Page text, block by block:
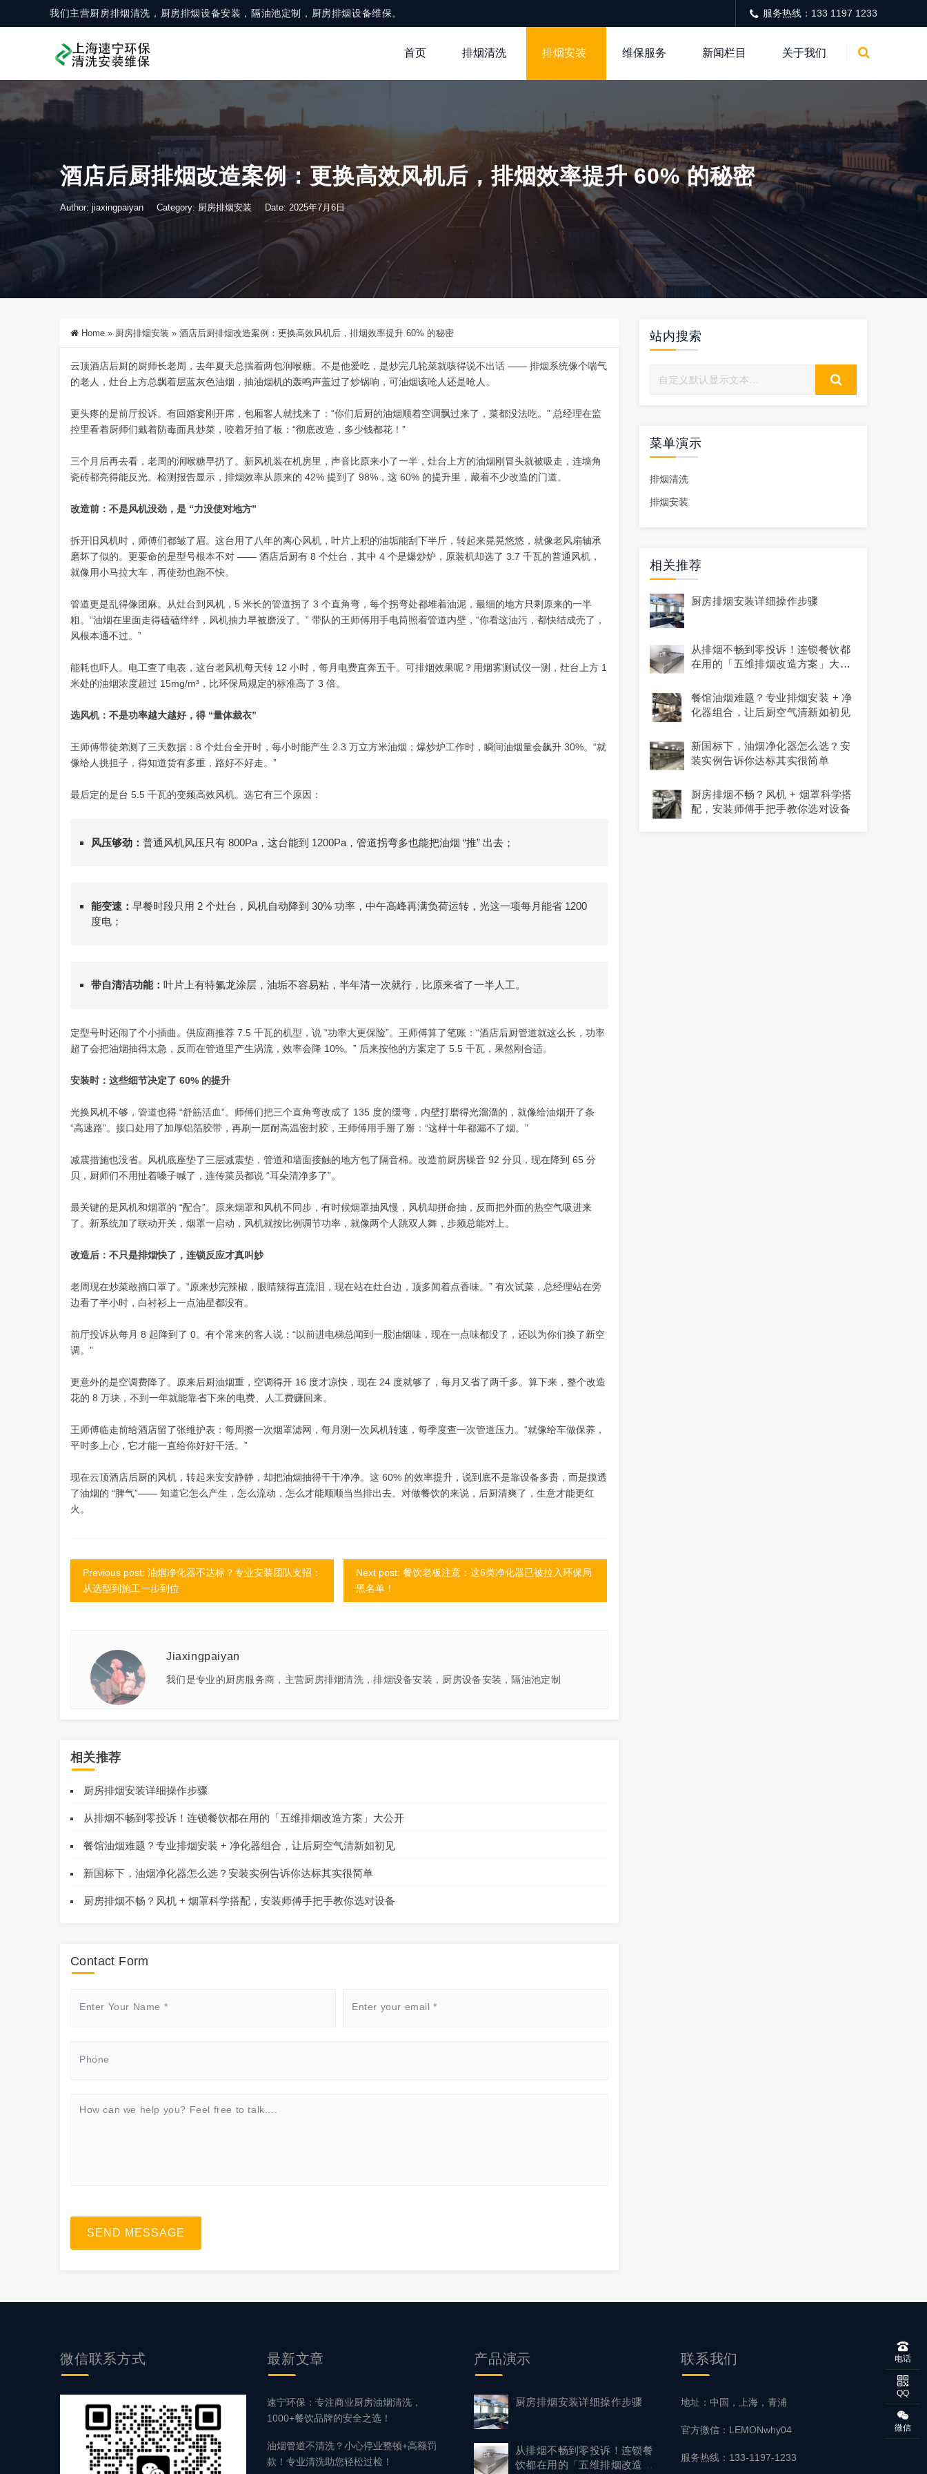
我们主营厨房排烟清洗，厨房排烟设备安装，隔油池定制，厨房排烟设备维保。 服务热线：133 1197 1233
首页 排烟清洗 排烟安装 维保服务 新闻栏目 关于我们
酒店后厨排烟改造案例：更换高效风机后，排烟效率提升 60% 的秘密
Author: jiaxingpaiyan Category: 厨房排烟安装 Date: 2025年7月6日
Home » 厨房排烟安装 » 酒店后厨排烟改造案例：更换高效风机后，排烟效率提升 60% 的秘密
云顶酒店后厨的厨师长老周，去年夏天总揣着两包润喉糖。不是他爱吃，是炒完几轮菜就咳得说不出话 —— 排烟系统像个喘气
的老人，灶台上方总飘着层蓝灰色油烟，抽油烟机的轰鸣声盖过了炒锅响，可油烟该呛人还是呛人。
更头疼的是前厅投诉。有回婚宴刚开席，包厢客人就找来了：“你们后厨的油烟顺着空调飘过来了，菜都没法吃。” 总经理在监
控里看着厨师们戴着防毒面具炒菜，咬着牙拍了板：“彻底改造，多少钱都花！”
三个月后再去看，老周的润喉糖早扔了。新风机装在机房里，声音比原来小了一半，灶台上方的油烟刚冒头就被吸走，连墙角
瓷砖都亮得能反光。检测报告显示，排烟效率从原来的 42% 提到了 98%，这 60% 的提升里，藏着不少改造的门道。
改造前：不是风机没劲，是 “力没使对地方”
拆开旧风机时，师傅们都皱了眉。这台用了八年的离心风机，叶片上积的油垢能刮下半斤，转起来晃晃悠悠，就像老风扇轴承
磨坏了似的。更要命的是型号根本不对 —— 酒店后厨有 8 个灶台，其中 4 个是爆炒炉，原装机却选了 3.7 千瓦的普通风机，
就像用小马拉大车，再使劲也跑不快。
管道更是乱得像团麻。从灶台到风机，5 米长的管道拐了 3 个直角弯，每个拐弯处都堆着油泥，最细的地方只剩原来的一半
粗。“油烟在里面走得磕磕绊绊，风机抽力早被磨没了。” 带队的王师傅用手电筒照着管道内壁，“你看这油污，都快结成壳了，
风根本通不过。”
能耗也吓人。电工查了电表，这台老风机每天转 12 小时，每月电费直奔五千。可排烟效果呢？用烟雾测试仪一测，灶台上方 1
米处的油烟浓度超过 15mg/m³，比环保局规定的标准高了 3 倍。
选风机：不是功率越大越好，得 “量体裁衣”
王师傅带徒弟测了三天数据：8 个灶台全开时，每小时能产生 2.3 万立方米油烟；爆炒炉工作时，瞬间油烟量会飙升 30%。“就
像给人挑担子，得知道货有多重，路好不好走。”
最后定的是台 5.5 千瓦的变频高效风机。选它有三个原因：
风压够劲 ： 普通风机风压只有 800Pa，这台能到 1200Pa，管道拐弯多也能把油烟 “推” 出去；
能变速 ： 早餐时段只用 2 个灶台，风机自动降到 30% 功率，中午高峰再满负荷运转，光这一项每月能省 1200
度电；
带自清洁功能： 叶片上有特氟龙涂层，油垢不容易粘，半年清一次就行，比原来省了一半人工。
定型号时还闹了个小插曲。供应商推荐 7.5 千瓦的机型，说 “功率大更保险”。王师傅算了笔账：“酒店后厨管道就这么长，功率
超了会把油烟抽得太急，反而在管道里产生涡流，效率会降 10%。” 后来按他的方案定了 5.5 千瓦，果然刚合适。
安装时：这些细节决定了 60% 的提升
光换风机不够，管道也得 “舒筋活血”。师傅们把三个直角弯改成了 135 度的缓弯，内壁打磨得光溜溜的，就像给油烟开了条
“高速路”。接口处用了加厚铝箔胶带，再刷一层耐高温密封胶，王师傅用手掰了掰：“这样十年都漏不了烟。”
减震措施也没省。风机底座垫了三层减震垫，管道和墙面接触的地方包了隔音棉。改造前厨房噪音 92 分贝，现在降到 65 分
贝，厨师们不用扯着嗓子喊了，连传菜员都说 “耳朵清净多了”。
最关键的是风机和烟罩的 “配合”。原来烟罩和风机不同步，有时候烟罩抽风慢，风机却拼命抽，反而把外面的热空气吸进来
了。新系统加了联动开关，烟罩一启动，风机就按比例调节功率，就像两个人跳双人舞，步频总能对上。
改造后：不只是排烟快了，连锁反应才真叫妙
老周现在炒菜敢摘口罩了。“原来炒完辣椒，眼睛辣得直流泪，现在站在灶台边，顶多闻着点香味。” 有次试菜，总经理站在旁
边看了半小时，白衬衫上一点油星都没有。
前厅投诉从每月 8 起降到了 0。有个常来的客人说：“以前进电梯总闻到一股油烟味，现在一点味都没了，还以为你们换了新空
调。”
更意外的是空调费降了。原来后厨油烟重，空调得开 16 度才凉快，现在 24 度就够了，每月又省了两千多。算下来，整个改造
花的 8 万块，不到一年就能靠省下来的电费、人工费赚回来。
王师傅临走前给酒店留了张维护表：每周擦一次烟罩滤网，每月测一次风机转速，每季度查一次管道压力。“就像给车做保养，
平时多上心，它才能一直给你好好干活。”
现在云顶酒店后厨的风机，转起来安安静静，却把油烟抽得干干净净。这 60% 的效率提升，说到底不是靠设备多贵，而是摸透
了油烟的 “脾气”—— 知道它怎么产生，怎么流动，怎么才能顺顺当当排出去。对做餐饮的来说，后厨清爽了，生意才能更红
火。
Previous post: 油烟净化器不达标？专业安装团队支招：
从选型到施工一步到位
Next post: ​​餐饮老板注意：这6类净化器已被拉入环保局
黑名单！​
Jiaxingpaiyan
我们是专业的厨房服务商，主营厨房排烟清洗，排烟设备安装，厨房设备安装，隔油池定制
相关推荐
厨房排烟安装详细操作步骤
从排烟不畅到零投诉！连锁餐饮都在用的「五维排烟改造方案」大公开
餐馆油烟难题？专业排烟安装 + 净化器组合，让后厨空气清新如初见
新国标下，油烟净化器怎么选？安装实例告诉你达标其实很简单​​​
厨房排烟不畅？风机 + 烟罩科学搭配，安装师傅手把手教你选对设备
Contact Form
SEND MESSAGE
站内搜索
菜单演示
排烟清洗
排烟安装
相关推荐
厨房排烟安装详细操作步骤
从排烟不畅到零投诉！连锁餐饮都
在用的「五维排烟改造方案」大公
餐馆油烟难题？专业排烟安装 + 净
化器组合，让后厨空气清新如初见
新国标下，油烟净化器怎么选？安
装实例告诉你达标其实很简单​​​
厨房排烟不畅？风机 + 烟罩科学搭
配，安装师傅手把手教你选对设备
微信联系方式 最新文章
速宁环保：专注商业厨房油烟清洗，
1000+餐饮品牌的安全之选！
油烟管道不清洗？小心停业整顿+高额罚
款！专业清洗助您轻松过检！
产品演示
厨房排烟安装详细操作步骤
从排烟不畅到零投诉！连锁餐
饮都在用的「五维排烟改造方
联系我们
地址：中国，上海，青浦
官方微信：LEMONwhy04
服务热线：133-1197-1233
电话
QQ
微信